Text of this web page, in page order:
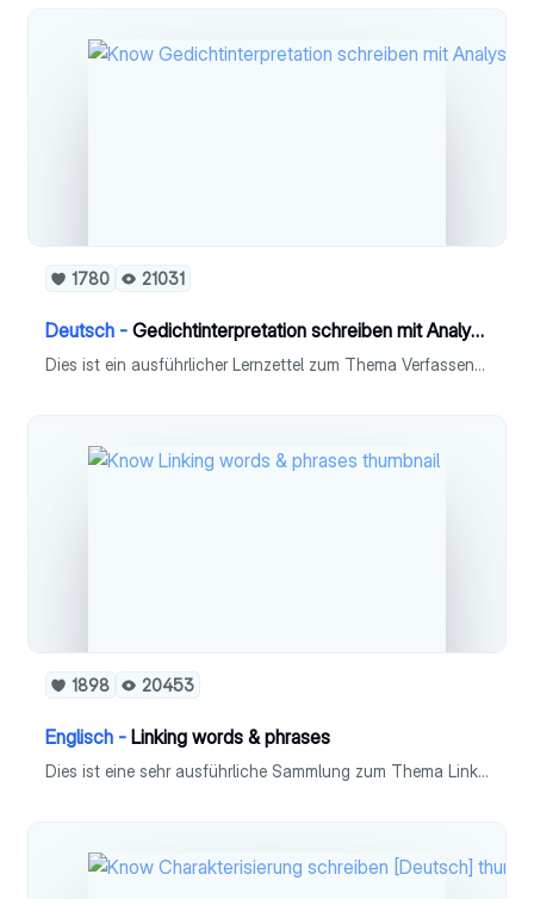
1780 21031
Deutsch - Gedichtinterpretation schreiben mit Analyse (Deutsch)
Dies ist ein ausführlicher Lernzettel zum Thema Verfassen einer Gedichtinterpretation mit Analyse in Fach Deutsch (Leistungskurs).
1898 20453
Englisch - Linking words & phrases
Dies ist eine sehr ausführliche Sammlung zum Thema Linking words & phrases in Fach Englisch (Leistungskurs). Linking words & phrases sind wichtig, um Sätze in einem Text stilvoll miteinander zu verbinden.